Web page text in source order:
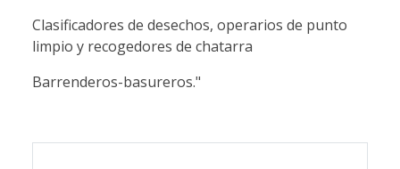
Clasificadores de desechos, operarios de punto
limpio y recogedores de chatarra
Barrenderos-basureros."